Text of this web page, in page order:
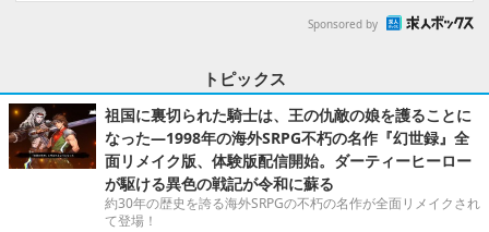
Sponsored by
トピックス
祖国に裏切られた騎士は、王の仇敵の娘を護ることに
なった―1998年の海外SRPG不朽の名作『幻世録』全
面リメイク版、体験版配信開始。ダーティーヒーロー
が駆ける異色の戦記が令和に蘇る
約30年の歴史を誇る海外SRPGの不朽の名作が全面リメイクされ
て登場！